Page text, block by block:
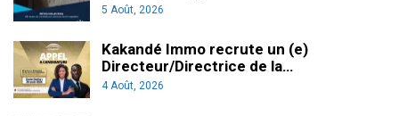
5 Août, 2026
Kakandé Immo recrute un (e)
Directeur/Directrice de la…
4 Août, 2026